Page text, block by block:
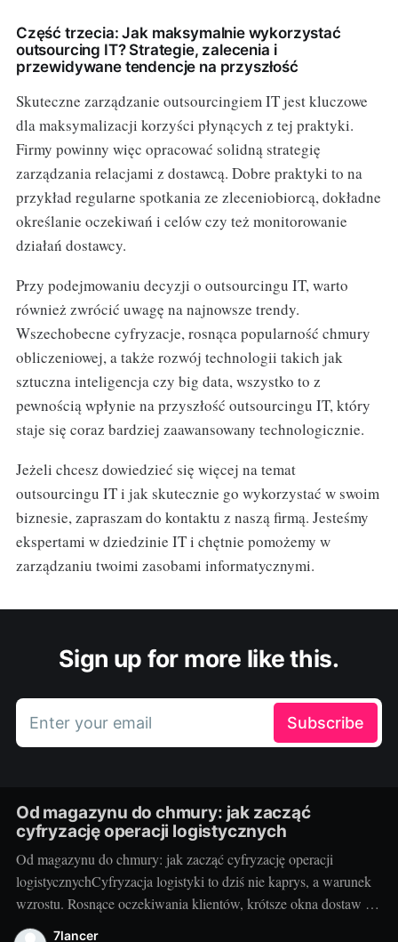
Część trzecia: Jak maksymalnie wykorzystać
outsourcing IT? Strategie, zalecenia i
przewidywane tendencje na przyszłość
Skuteczne zarządzanie outsourcingiem IT jest kluczowe
dla maksymalizacji korzyści płynących z tej praktyki.
Firmy powinny więc opracować solidną strategię
zarządzania relacjami z dostawcą. Dobre praktyki to na
przykład regularne spotkania ze zleceniobiorcą, dokładne
określanie oczekiwań i celów czy też monitorowanie
działań dostawcy.
Przy podejmowaniu decyzji o outsourcingu IT, warto
również zwrócić uwagę na najnowsze trendy.
Wszechobecne cyfryzacje, rosnąca popularność chmury
obliczeniowej, a także rozwój technologii takich jak
sztuczna inteligencja czy big data, wszystko to z
pewnością wpłynie na przyszłość outsourcingu IT, który
staje się coraz bardziej zaawansowany technologicznie.
Jeżeli chcesz dowiedzieć się więcej na temat
outsourcingu IT i jak skutecznie go wykorzystać w swoim
biznesie, zapraszam do kontaktu z naszą firmą. Jesteśmy
ekspertami w dziedzinie IT i chętnie pomożemy w
zarządzaniu twoimi zasobami informatycznymi.
Sign up for more like this.
Enter your email Subscribe
Od magazynu do chmury: jak zacząć
cyfryzację operacji logistycznych
Od magazynu do chmury: jak zacząć cyfryzację operacji
logistycznychCyfryzacja logistyki to dziś nie kaprys, a warunek
wzrostu. Rosnące oczekiwania klientów, krótsze okna dostaw i
presja kosztowa sprawiają, że od pudeł i palet przechodzimy do
7lancer